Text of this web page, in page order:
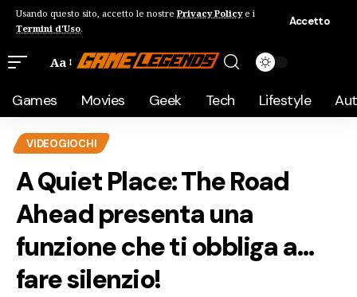
Usando questo sito, accetto le nostre Privacy Policye i
Termini d'Uso.
Accetto
Aa
Games Movies Geek Tech Lifestyle
VIDEOGIOCHI
A Quiet Place: The Road
Ahead presenta una
funzione che ti obbliga a…
fare silenzio!